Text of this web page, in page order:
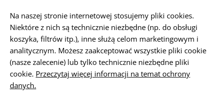
ZAPALNICZKA
STRONA GŁÓWNA SPRZĘT AKCESORIA
Na naszej stronie internetowej stosujemy pliki cookies.
Niektóre z nich są technicznie niezbędne (np. do obsługi
koszyka, filtrów itp.), inne służą celom marketingowym i
analitycznym. Możesz zaakceptować wszystkie pliki cookie
(nasze zalecenie) lub tylko technicznie niezbędne pliki
cookie. Przeczytaj więcej informacji na temat ochrony
danych.